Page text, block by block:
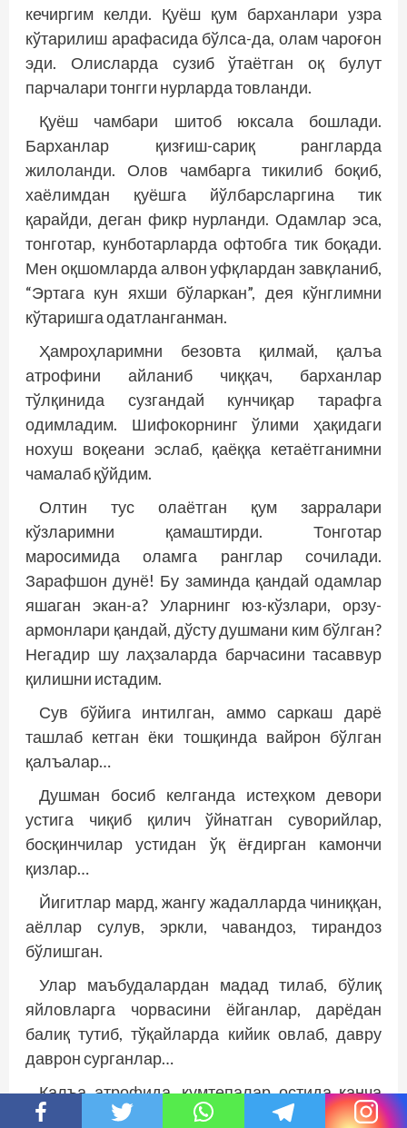
кечиргим келди. Қуёш қум барханлари узра
кўтарилиш арафасида бўлса-да, олам чароғон
эди. Олисларда сузиб ўтаётган оқ булут
парчалари тонгги нурларда товланди.
Қуёш чамбари шитоб юксала бошлади.
Барханлар қизғиш-сариқ рангларда
жилоланди. Олов чамбарга тикилиб боқиб,
хаёлимдан қуёшга йўлбарсларгина тик
қарайди, деган фикр нурланди. Одамлар эса,
тонготар, кунботарларда офтобга тик боқади.
Мен оқшомларда алвон уфқлардан завқланиб,
“Эртага кун яхши бўларкан”, дея кўнглимни
кўтаришга одатланганман.
Ҳамроҳларимни безовта қилмай, қалъа
атрофини айланиб чиққач, барханлар
тўлқинида сузгандай кунчиқар тарафга
одимладим. Шифокорнинг ўлими ҳақидаги
нохуш воқеани эслаб, қаёққа кетаётганимни
чамалаб қўйдим.
Олтин тус олаётган қум зарралари
кўзларимни қамаштирди. Тонготар
маросимида оламга ранглар сочилади.
Зарафшон дунё! Бу заминда қандай одамлар
яшаган экан-а? Уларнинг юз-кўзлари, орзу-
армонлари қандай, дўсту душмани ким бўлган?
Негадир шу лаҳзаларда барчасини тасаввур
қилишни истадим.
Сув бўйига интилган, аммо саркаш дарё
ташлаб кетган ёки тошқинда вайрон бўлган
қалъалар…
Душман босиб келганда истеҳком девори
устига чиқиб қилич ўйнатган суворийлар,
босқинчилар устидан ўқ ёғдирган камончи
қизлар…
Йигитлар мард, жангу жадалларда чиниққан,
аёллар сулув, эркли, чавандоз, тирандоз
бўлишган.
Улар маъбудалардан мадад тилаб, бўлиқ
яйловларга чорвасини ёйганлар, дарёдан
балиқ тутиб, тўқайларда кийик овлаб, давру
даврон сурганлар…
Қалъа атрофида, қумтепалар остида қанча
карвонларнинг излари қолгандир,